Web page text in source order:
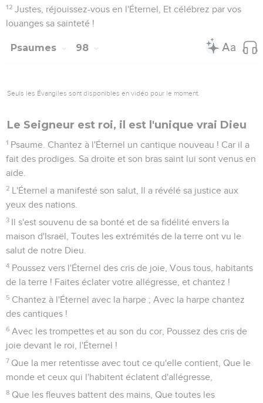
12 Justes, réjouissez-vous en l'Éternel, Et célébrez par vos
louanges sa sainteté !
Psaumes 98
Seuls les Évangiles sont disponibles en vidéo pour le moment.
Le Seigneur est roi, il est l'unique vrai Dieu
1 Psaume. Chantez à l'Éternel un cantique nouveau ! Car il a
fait des prodiges. Sa droite et son bras saint lui sont venus en
aide.
2 L'Éternel a manifesté son salut, Il a révélé sa justice aux
yeux des nations.
3 Il s'est souvenu de sa bonté et de sa fidélité envers la
maison d'Israël, Toutes les extrémités de la terre ont vu le
salut de notre Dieu.
4 Poussez vers l'Éternel des cris de joie, Vous tous, habitants
de la terre ! Faites éclater votre allégresse, et chantez !
5 Chantez à l'Éternel avec la harpe ; Avec la harpe chantez
des cantiques !
6 Avec les trompettes et au son du cor, Poussez des cris de
joie devant le roi, l'Éternel !
7 Que la mer retentisse avec tout ce qu'elle contient, Que le
monde et ceux qui l'habitent éclatent d'allégresse,
8 Que les fleuves battent des mains, Que toutes les